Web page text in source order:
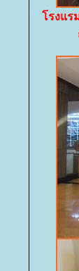
รงแร